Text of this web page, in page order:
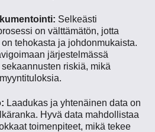
Selkeästi
on välttämätön, jotta
tehokasta ja johdonmukaista.
järjestelmässä
riskiä, mikä
Laadukas ja yhtenäinen data on
Hyvä data mahdollistaa
toimenpiteet, mikä tekee